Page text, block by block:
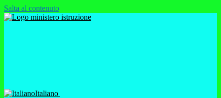
Salta al contenuto
Italiano